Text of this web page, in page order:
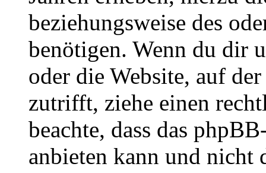
beziehungsweise des
benötigen. Wenn du dir
oder die Website, auf
zutrifft, ziehe einen
beachte, dass das
anbieten kann und nicht